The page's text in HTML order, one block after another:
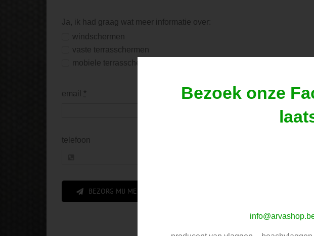
Ja, ik had graag wat meer informatie over:
windschermen
vaste terrasschermen
mobiele terrasschermen
email *
telefoon
BEZORG MIJ MEER INFORMATIE
Bezoek onze